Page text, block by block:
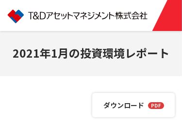
2021年1月の投資環境レポート
ダウンロード